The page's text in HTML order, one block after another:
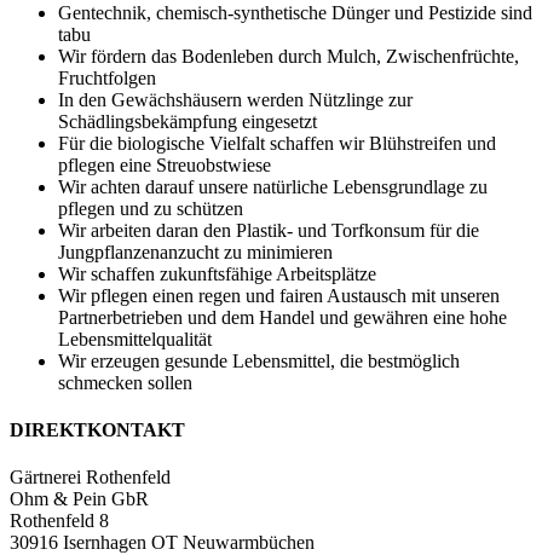
Gentechnik, chemisch-synthetische Dünger und Pestizide sind
tabu
Wir fördern das Bodenleben durch Mulch, Zwischenfrüchte,
Fruchtfolgen
In den Gewächshäusern werden Nützlinge zur
Schädlingsbekämpfung eingesetzt
Für die biologische Vielfalt schaffen wir Blühstreifen und
pflegen eine Streuobstwiese
Wir achten darauf unsere natürliche Lebensgrundlage zu
pflegen und zu schützen
Wir arbeiten daran den Plastik- und Torfkonsum für die
Jungpflanzenanzucht zu minimieren
Wir schaffen zukunftsfähige Arbeitsplätze
Wir pflegen einen regen und fairen Austausch mit unseren
Partnerbetrieben und dem Handel und gewähren eine hohe
Lebensmittelqualität
Wir erzeugen gesunde Lebensmittel, die bestmöglich
schmecken sollen
DIREKTKONTAKT
Gärtnerei Rothenfeld
Ohm & Pein GbR
Rothenfeld 8
30916 Isernhagen OT Neuwarmbüchen